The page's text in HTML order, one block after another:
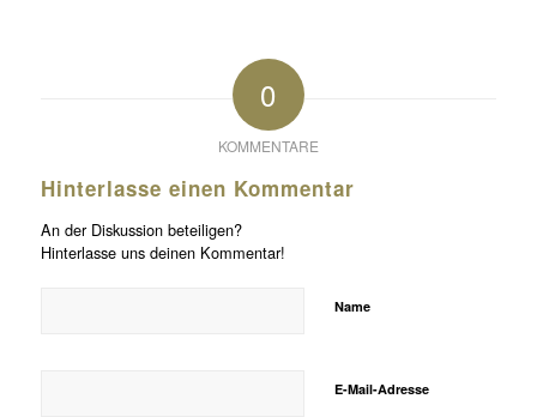
0
KOMMENTARE
Hinterlasse einen Kommentar
An der Diskussion beteiligen?
Hinterlasse uns deinen Kommentar!
Name
E-Mail-Adresse